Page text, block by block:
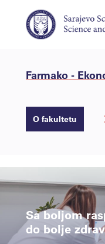
Farmako -
O fakultetu
Sa boljom
do bolje